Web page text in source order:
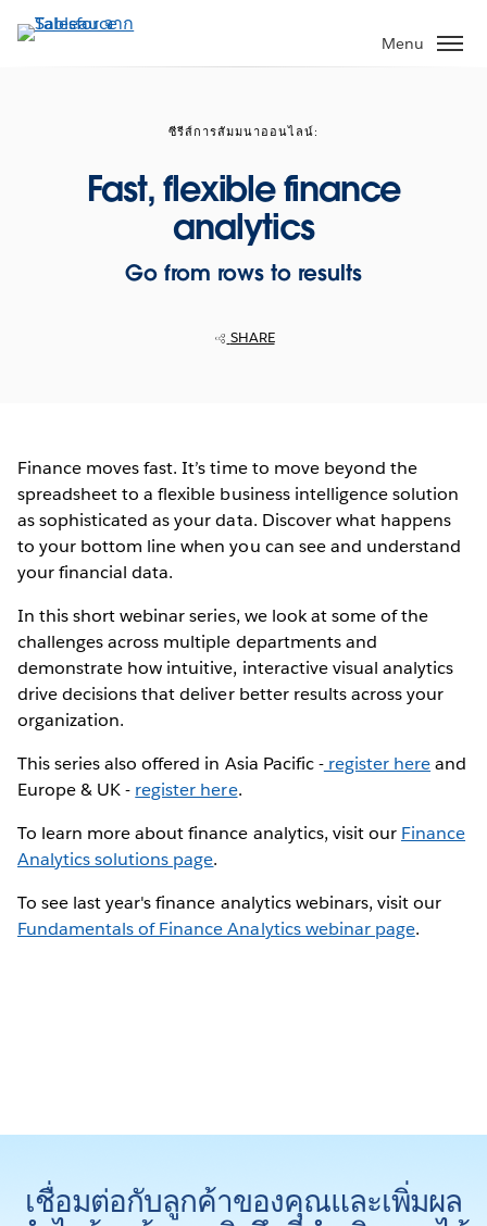
ไป
Menu
ซีรีส์การสัมมนาออนไลน์:
Fast, flexible finance
analytics
Go from rows to results
SHARE
Finance moves fast. It’s time to move beyond the
spreadsheet to a flexible business intelligence solution
as sophisticated as your data. Discover what happens
to your bottom line when you can see and understand
your financial data.
In this short webinar series, we look at some of the
challenges across multiple departments and
demonstrate how intuitive, interactive visual analytics
drive decisions that deliver better results across your
organization.
This series also offered in Asia Pacific -register hereand
Europe & UK - register here.
To learn more about finance analytics, visit our Finance
Analytics solutions page.
To see last year's finance analytics webinars, visit our
Fundamentals of Finance Analytics webinar page.
เชื่อมต่อกับลูกค้าของคุณและเพิ่มผล